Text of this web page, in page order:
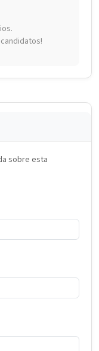
sobre esta